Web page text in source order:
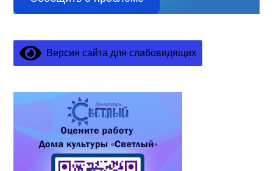
Версия сайта для слабовидящих